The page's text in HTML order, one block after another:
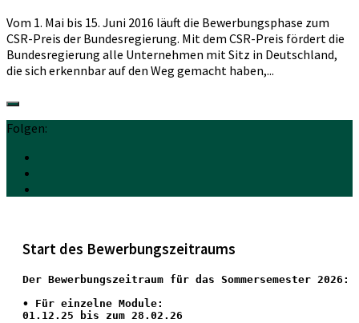
Vom 1. Mai bis 15. Juni 2016 läuft die Bewerbungsphase zum
CSR-Preis der Bundesregierung. Mit dem CSR-Preis fördert die
Bundesregierung alle Unternehmen mit Sitz in Deutschland,
die sich erkennbar auf den Weg gemacht haben,...
Folgen:
Start des Bewerbungszeitraums
Der Bewerbungszeitraum für das Sommersemester 2026:
• Für einzelne Module:
01.12.25 bis zum 28.02.26